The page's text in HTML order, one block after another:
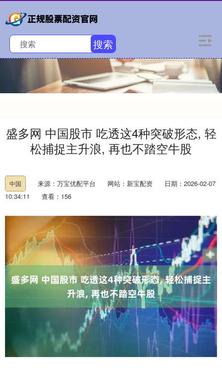
搜索
盛多网 中国股市 吃透这4种突破形态, 轻
松捕捉主升浪, 再也不踏空牛股
中国 来源：万宝优配平台 网站：新宝配资
日期：2026-02-07
10:34:11
查看：156